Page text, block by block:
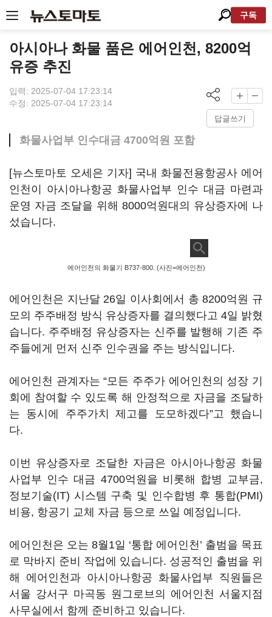
구독
아시아나 화물 품은 에어인천, 8200억
유증 추진
입력: 2025-07-04 17:23:14
수정: 2025-07-04 17:23:14
답글쓰기
화물사업부 인수대금 4700억원 포함
[뉴스토마토 오세은 기자] 국내 화물전용항공사 에어
인천이 아시아나항공 화물사업부 인수 대금 마련과
운영 자금 조달을 위해 8000억원대의 유상증자에 나
섰습니다.
에어인천의 화물기 B737-800. (사진=에어인천)
에어인천은 지난달 26일 이사회에서 총 8200억원 규
모의 주주배정 방식 유상증자를 결의했다고 4일 밝혔
습니다. 주주배정 유상증자는 신주를 발행해 기존 주
주들에게 먼저 신주 인수권을 주는 방식입니다.
에어인천 관계자는 “모든 주주가 에어인천의 성장 기
회에 참여할 수 있도록 해 안정적으로 자금을 조달하
는 동시에 주주가치 제고를 도모하겠다”고 했습니
다.
이번 유상증자로 조달한 자금은 아시아나항공 화물
사업부 인수 대금 4700억원을 비롯해 합병 교부금,
정보기술(IT) 시스템 구축 및 인수합병 후 통합(PMI)
비용, 항공기 교체 자금 등으로 쓰일 예정입니다.
에어인천은 오는 8월1일 ‘통합 에어인천’ 출범을 목표
로 막바지 준비 작업에 있습니다. 성공적인 출범을 위
해 에어인천과 아시아나항공 화물사업부 직원들은
서울 강서구 마곡동 원그로브의 에어인천 서울지점
사무실에서 함께 준비하고 있습니다.